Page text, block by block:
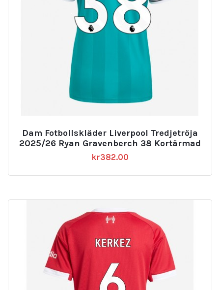
Dam Fotbollskläder Liverpool Tredjetröja
2025/26 Ryan Gravenberch 38 Kortärmad
kr382.00